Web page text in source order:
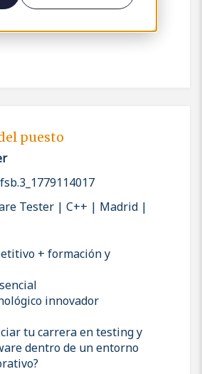
puesto
Tester | C++ | Madrid |
+ formación y
innovador
tu carrera en testing y
dentro de un entorno